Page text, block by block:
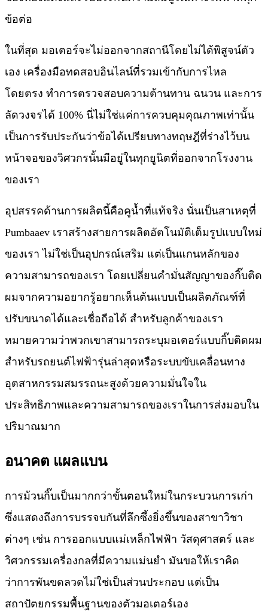
ข้อต่อ
ในที่สุด มอเตอร์จะไม่ออกจากสถานีโดยไม่ได้พิสูจน์ตัว
เอง เครื่องมือทดสอบอินไลน์ที่รวมเข้ากับการไหล
โดยตรง ทำการตรวจสอบความต้านทาน ฉนวน และการ
ลัดวงจรได้ 100% นี่ไม่ใช่แค่การควบคุมคุณภาพเท่านั้น
เป็นการรับประกันว่าข้อได้เปรียบทางทฤษฎีที่ร่างไว้บน
หน้าจอของวิศวกรนั้นมีอยู่ในทุกยูนิตที่ออกจากโรงงาน
ของเรา
อุปสรรคด้านการผลิตนี้คือคูน้ำที่แท้จริง นั่นเป็นสาเหตุที่
Pumbaaev เราสร้างสายการผลิตอัตโนมัติเต็มรูปแบบใหม่
ของเรา ไม่ใช่เป็นอุปกรณ์เสริม แต่เป็นแกนหลักของ
ความสามารถของเรา โดยเปลี่ยนคำมั่นสัญญาของกิ๊บติด
ผมจากความอยากรู้อยากเห็นต้นแบบเป็นผลิตภัณฑ์ที่
ปรับขนาดได้และเชื่อถือได้ สำหรับลูกค้าของเรา
หมายความว่าพวกเขาสามารถระบุมอเตอร์แบบกิ๊บติดผม
สำหรับรถยนต์ไฟฟ้ารุ่นล่าสุดหรือระบบขับเคลื่อนทาง
อุตสาหกรรมสมรรถนะสูงด้วยความมั่นใจใน
ประสิทธิภาพและความสามารถของเราในการส่งมอบใน
ปริมาณมาก
อนาคต แผลแบน
การม้วนกิ๊บเป็นมากกว่าขั้นตอนใหม่ในกระบวนการเก่า
ซึ่งแสดงถึงการบรรจบกันที่ลึกซึ้งยิ่งขึ้นของสาขาวิชา
ต่างๆ เช่น การออกแบบแม่เหล็กไฟฟ้า วัสดุศาสตร์ และ
วิศวกรรมเครื่องกลที่มีความแม่นยำ มันขอให้เราคิด
ว่าการพันขดลวดไม่ใช่เป็นส่วนประกอบ แต่เป็น
สถาปัตยกรรมพื้นฐานของตัวมอเตอร์เอง